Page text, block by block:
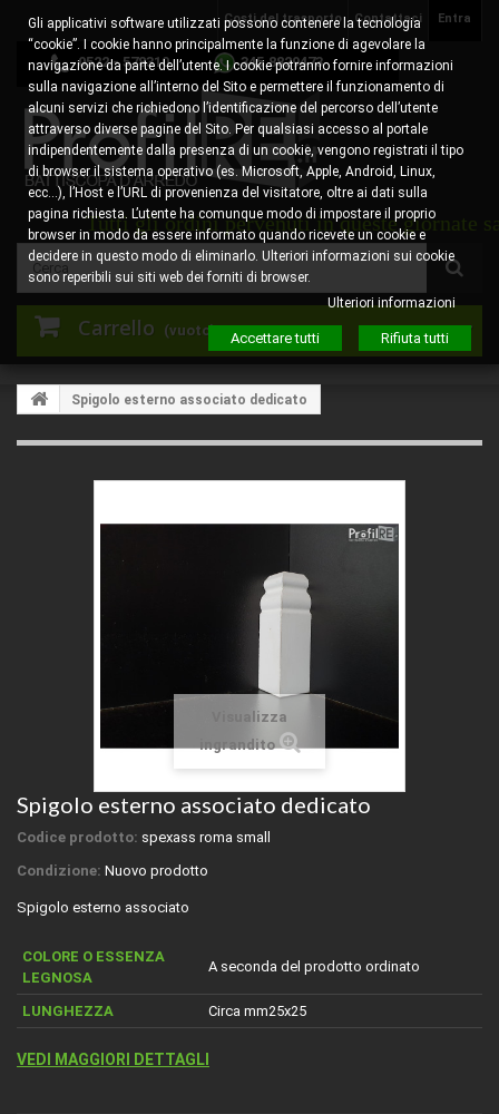
Entra
Contattaci
Costi del trasporto
0522 - 578310 345.8829473
Carrello (vuoto)
Tutti gli ordini pervenuti in queste giornate
Spigolo esterno associato dedicato
Visualizza
ingrandito
Spigolo esterno associato dedicato
Codice prodotto: spexass roma small
Condizione: Nuovo prodotto
Spigolo esterno associato
COLORE O ESSENZA
LEGNOSA
A seconda del prodotto ordinato
LUNGHEZZA Circa mm25x25
VEDI MAGGIORI DETTAGLI
Gli applicativi software utilizzati possono contenere la tecnologia
“cookie”. I cookie hanno principalmente la funzione di agevolare la
navigazione da parte dell’utente. I cookie potranno fornire informazioni
sulla navigazione all’interno del Sito e permettere il funzionamento di
alcuni servizi che richiedono l’identificazione del percorso dell’utente
attraverso diverse pagine del Sito. Per qualsiasi accesso al portale
indipendentemente dalla presenza di un cookie, vengono registrati il tipo
di browser il sistema operativo (es. Microsoft, Apple, Android, Linux,
ecc…), l’Host e l’URL di provenienza del visitatore, oltre ai dati sulla
pagina richiesta. L’utente ha comunque modo di impostare il proprio
browser in modo da essere informato quando ricevete un cookie e
decidere in questo modo di eliminarlo. Ulteriori informazioni sui cookie
sono reperibili sui siti web dei forniti di browser.
Ulteriori informazioni
Accettare tutti Rifiuta tutti